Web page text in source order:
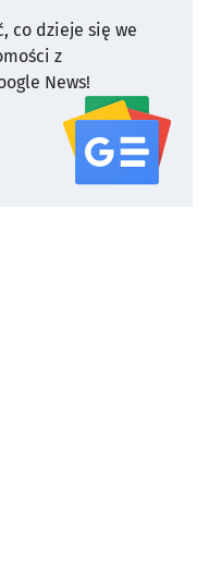
co dzieje się we
z
News!
serwisu